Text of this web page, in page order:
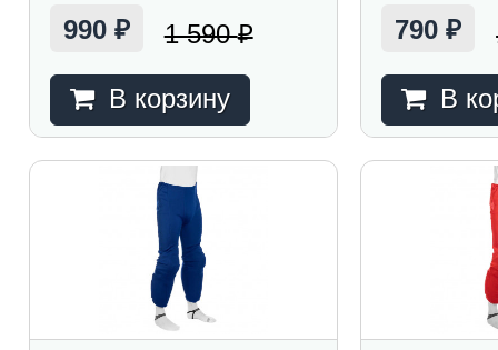
990 ₽ 1 590₽
В корзину
790₽
В